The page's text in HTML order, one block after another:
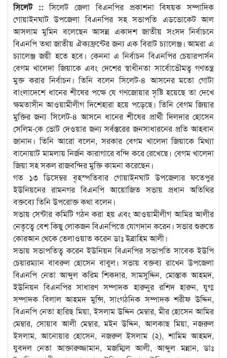
সিলেট :: সিলেট জেলা বিএনপির প্রকাশনা বিষয়ক সম্পাদিক
গোয়াইনঘাট উপজেলা বিএনপির সহ সভাপতি এডভোকেট আল
আসলাম মুমিন বলেছেন আসন্ন একাদশ জাতীয় সংসদ নির্বাচনে
বিএনপি তথা জাতীয় ঐক্যফ্রন্টের জন্য এক বিরাট চ্যালেঞ্জ। আমরা এ
চ্যালেঞ্জ জয়ী হতে হবে। কেননা এ নির্বাচন বিএনপির চেয়ারপার্সন
বেগম খালেদা জিয়াকে এবং দেশের স্বাধীনতা সার্বোভৌমত্ব গণতন্ত্র
মুক্ত করার নির্বাচন। তিনি বলেন সিলেট-৪ আসনের মতো গোটা
বাংলাদেশে ধানের শীষের পক্ষে যে গণজোয়ার সৃষ্টি হয়েছে তা দেখে
ক্ষমতাসীন আওয়ামীলীগ দিশেহারা হয়ে পড়েছে। তিনি বেগম জিয়ার
মুক্তির জন্য সিলেট-৪ আসনে ধানের শীষের প্রার্থী দিলদার হোসেন
সেলিম-কে ভোট দেওয়ার জন্য সর্বস্তরের জনসাধারনের প্রতি আহবান
জানান। তিনি আরো বলেন, সরকার বেগম খালেদা জিয়াকে মিথ্যা
বানোয়াট মামলায় নির্জন কারাগারে বন্দি করে রেখেছে। বেগম খালেদা
জিয়া সহ সকল রাজবন্দির মুক্তি কামনা করেছেন।
গত ১৩ ডিসেম্বর বৃহস্পতিবার গোয়াইনঘাট উপজেলার ফতেপুর
ইউনিয়নের রামনগর বিএনপি আয়োজিত সভায় প্রধান অতিথির
বক্তব্যে তিনি উপরোক্ত কথা বলেন।
সভায় সেন্টার কমিটি গঠন করা হয় এবং আওয়ামীলীগ আমির আলীর
নেতৃত্বে বেশ কিছু লোকজন বিএনপিতে যোগদান করেন। সভার শুরুতে
কোরআন থেকে তেলাওয়াত করেন ডাঃ ইব্রাহিম আলী।
সভায় সভাপতিত্ব করেন ইউনিয়ন বিএনপির সভাপতি সাবেক ইউপি
চেয়ারম্যান বাবরুল হোসেন বাবুল। সভায় বক্তব্য রাখেন উপজেলা
বিএনপি নেতা আব্দুল করিম শিকদার, সামসুদ্দিন, মোস্তাক আহমদ,
ইউনিয়ন বিএনপির সাধারণ সম্পাদক হারুনুর রশিদ হারুন, যুগ্ম
সম্পাদক বিলাল আহমদ মুন্সি, সাংগঠনিক সম্পাদক শরীফ উদ্দিন,
বিএনপি নেতা হারিছ মিয়া, ইসলাম উদ্দিন মেম্বার, মীর হোসেন আমির
মেম্বার, সোয়াব আলী মেম্বার, মইন উদ্দিন, আলকাছ মিয়া, নজরুল
ইসলাম, আনোয়ার হোসেন, নজরুল ইসলাম (২), শামিম আহমদ,
যুবদল নেতা আক্তারুজ্জামান, মজম্মিল আলী, আব্দুল মন্নান, ডাঃ